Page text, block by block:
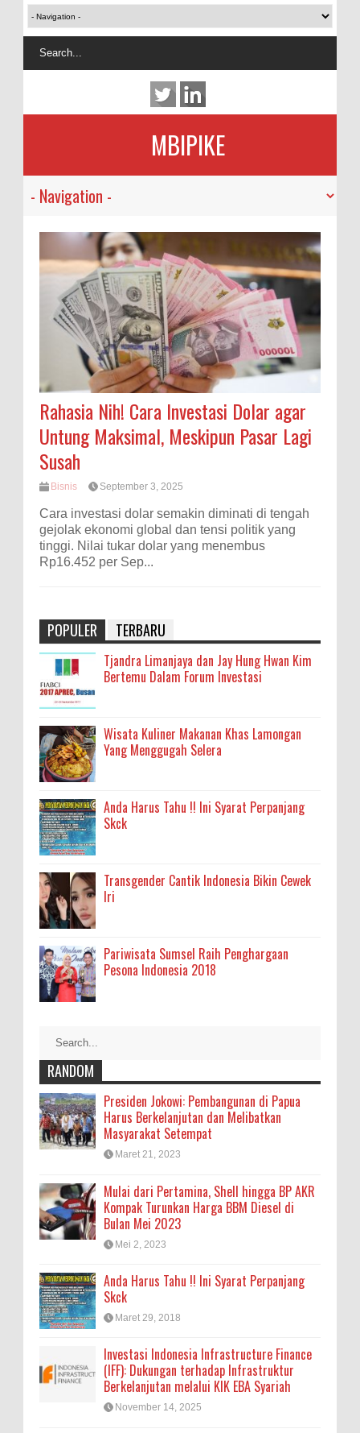
MBIPIKE
Rahasia Nih! Cara Investasi Dolar agar
Untung Maksimal, Meskipun Pasar Lagi
Susah
Bisnis September 3, 2025
Cara investasi dolar semakin diminati di tengah
gejolak ekonomi global dan tensi politik yang
tinggi. Nilai tukar dolar yang menembus
Rp16.452 per Sep...
POPULER TERBARU
Tjandra Limanjaya dan Jay Hung Hwan Kim
Bertemu Dalam Forum Investasi
Wisata Kuliner Makanan Khas Lamongan
Yang Menggugah Selera
Anda Harus Tahu !! Ini Syarat Perpanjang
Skck
Transgender Cantik Indonesia Bikin Cewek
Iri
Pariwisata Sumsel Raih Penghargaan
Pesona Indonesia 2018
RANDOM
Presiden Jokowi: Pembangunan di Papua
Harus Berkelanjutan dan Melibatkan
Masyarakat Setempat
Maret 21, 2023
Mulai dari Pertamina, Shell hingga BP AKR
Kompak Turunkan Harga BBM Diesel di
Bulan Mei 2023
Mei 2, 2023
Anda Harus Tahu !! Ini Syarat Perpanjang
Skck
Maret 29, 2018
Investasi Indonesia Infrastructure Finance
(IFF): Dukungan terhadap Infrastruktur
Berkelanjutan melalui KIK EBA Syariah
November 14, 2025